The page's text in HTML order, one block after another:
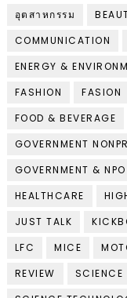
อุตสาหกรรม
COMMUNICATION
ENERGY &
FASHION
FASION
FOOD & BEVERAGE
GOVERNMENT
GOVERNMENT & NPO
HEALTHCARE
JUST TALK
LFC
MICE
REVIEW
SCIENCE